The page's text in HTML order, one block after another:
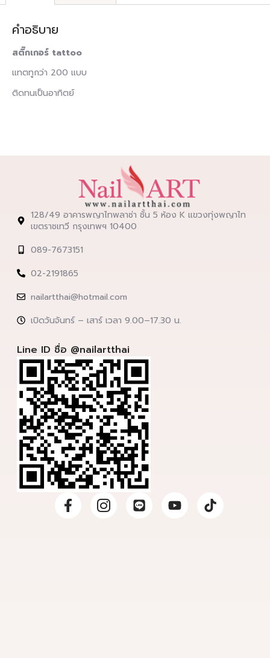
คำอธิบาย
สติ๊กเกอร์ tattoo
แทตทูกว่า 200 แบบ
ติดทนเป็นอาทิตย์
128/49 อาคารพญาไทพลาซ่า ชั้น 5 ห้อง K แขวงทุ่งพญาไท
เขตราชเทวี กรุงเทพฯ 10400
089-7673151
02-2191865
nailartthai@hotmail.com
เปิดวันจันทร์ – เสาร์ เวลา 9.00–17.30 น.
Line ID ชื่อ @nailartthai